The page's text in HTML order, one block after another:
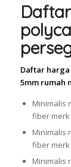
Daftar
5mm rumah
Minimalis
fiber merk
Minimalis
fiber merk
Minimalis